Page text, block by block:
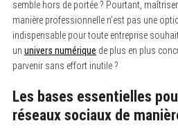
semble hors de portée ? Pourtant,
manière professionnelle n’est pas une
indispensable pour toute entreprise
un univers numérique de plus en plus
parvenir sans effort inutile ?
Les bases essentielles
réseaux sociaux de